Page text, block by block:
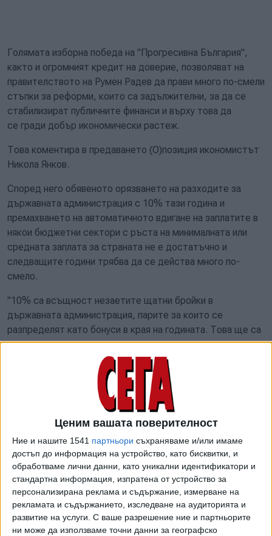
Ценим вашата поверителност
Ние и нашите 1541 партньори съхраняваме и/или имаме
достъп до информация на устройство, като бисквитки, и
обработваме лични данни, като уникални идентификатори и
стандартна информация, изпратена от устройство за
персонализирана реклама и съдържание, измерване на
рекламата и съдържанието, изследване на аудиторията и
развитие на услуги. С ваше разрешение ние и партньорите
ни може да използваме точни данни за географско
Голямата изборна победа на "Прогресивна България",
както и огромният кредит на доверие, позволяват на
правителството на Румен Радев да прави много по-смели
стъпки за реформи, които са задължителни, за да се
стабилизират публичните финанси и върху това да
се гради добър икономически растеж.
Това коментира в предаването (О)позиция икономистът
Никола Янков.
Според него обявеното орязването на разходите за
държавната администрация с 10% тази година и
премахването на автоматичното вдигане на заплатите в
някои бюджетни сектори с ръста на минималната или
средната заплата за страната не е достатъчно и
следващите години трябва да се действа много по-
смело.
"10% са всъщност незаетите щатни бройки в
държавната администрация, парите за които се
разпределят като бонуси в края на годината. Това ще са
спестени пари, но не и съкратена администрация, а ние
сме най-тежко административната държава в ЕС - с най-
много бройки държавни и бюджетни служители на глава
от населението. Държавната администрация може да
бъде съкратена с 1/3, без това да се усети", смята
Той посочи, че държавната администрация е обраснала
с бройки и всевъзможни структури по времето на
управлението на ГЕРБ, а след това и на "Продължаваме
промяната", които са разчитали на гласоподаватели от
държавните ведомства. "Новата власт в лицето на
"Прогресивна България" обаче има шанс да прекъсне
това, без никой да им се сърди", каза Янков.